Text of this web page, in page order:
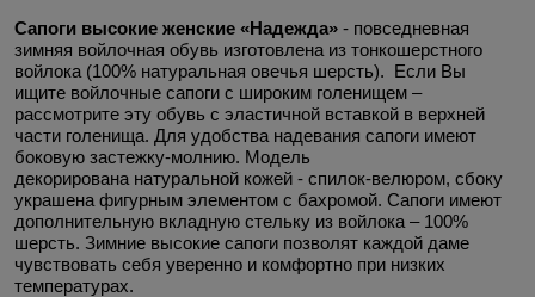
Сапоги высокие женские «Надежда» - повседневная
зимняя войлочная обувь изготовлена из тонкошерстного
войлока (100% натуральная овечья шерсть). Если Вы
ищите войлочные сапоги с широким голенищем –
рассмотрите эту обувь с эластичной вставкой в верхней
части голенища. Для удобства надевания сапоги имеют
боковую застежку-молнию. Модель
декорирована натуральной кожей - спилок-велюром, сбоку
украшена фигурным элементом с бахромой. Сапоги имеют
дополнительную вкладную стельку из войлока – 100%
шерсть. Зимние высокие сапоги позволят каждой даме
чувствовать себя уверенно и комфортно при низких
температурах.